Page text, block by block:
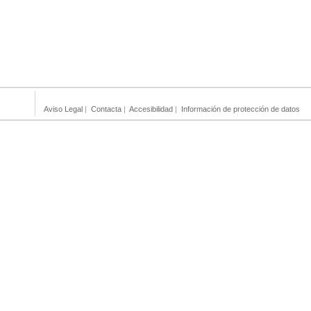
Aviso Legal | Contacta | Accesibilidad | Información de protección de datos